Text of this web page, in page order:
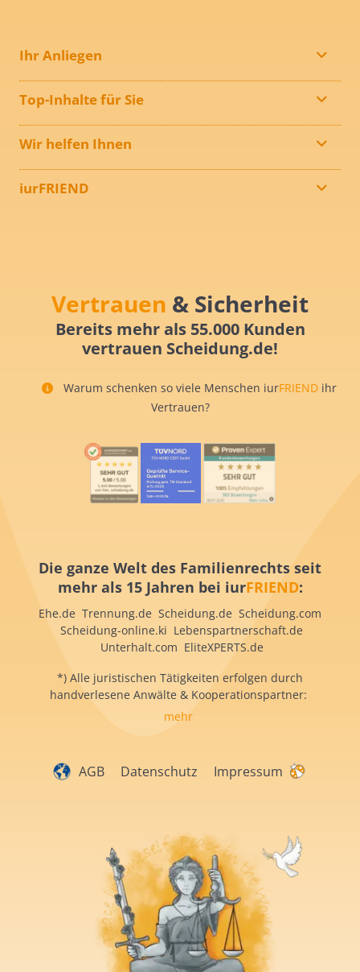
Ihr Anliegen
Top-Inhalte für Sie
Wir helfen Ihnen
iurFRIEND
Vertrauen & Sicherheit
Bereits mehr als 55.000 Kunden
vertrauen Scheidung.de!
Warum schenken so viele Menschen iurFRIEND ihr
Vertrauen?
Die ganze Welt des Familienrechts seit
mehr als 15 Jahren bei iurFRIEND:
Ehe.de Trennung.de Scheidung.de Scheidung.com
Scheidung-online.ki Lebenspartnerschaft.de
Unterhalt.com EliteXPERTS.de
*) Alle juristischen Tätigkeiten erfolgen durch
handverlesene Anwälte & Kooperationspartner:
mehr
AGB Datenschutz Impressum